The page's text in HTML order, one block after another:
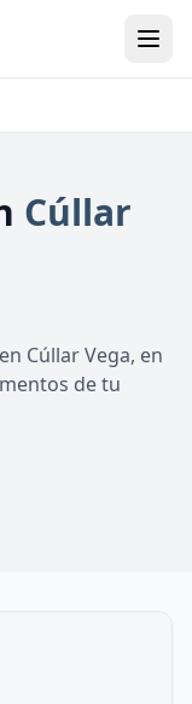
Cúllar
Cúllar Vega, en
de tu